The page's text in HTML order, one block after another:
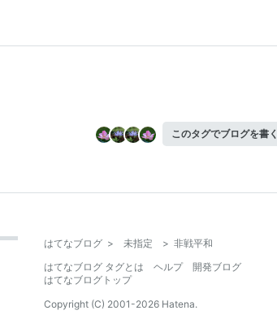
このタグでブログを書く
はてなブログ > 未指定 > 非戦平和
はてなブログ タグとは
ヘルプ
開発ブログ
はてなブログトップ
Copyright (C) 2001-2026 Hatena.